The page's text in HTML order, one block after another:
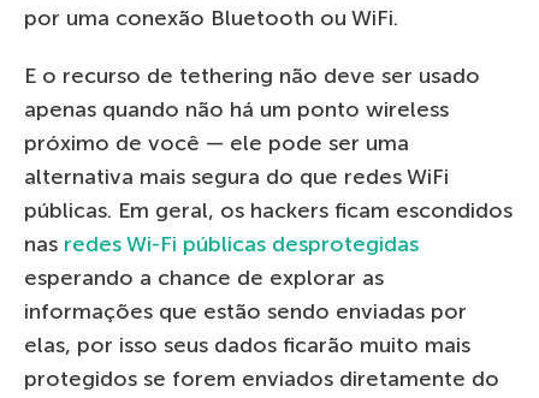
por uma conexão Bluetooth ou WiFi.
E o recurso de tethering não deve ser usado
apenas quando não há um ponto wireless
próximo de você — ele pode ser uma
alternativa mais segura do que redes WiFi
públicas. Em geral, os hackers ficam escondidos
nas redes Wi-Fi públicas desprotegidas
esperando a chance de explorar as
informações que estão sendo enviadas por
elas, por isso seus dados ficarão muito mais
protegidos se forem enviados diretamente do